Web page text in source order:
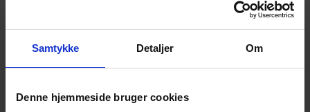
Samtykke Detaljer Om
Denne hjemmeside bruger cookies